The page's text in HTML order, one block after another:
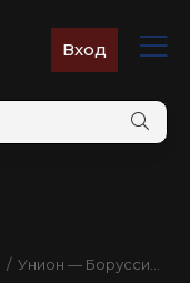
Вход
/ Унион — Боруссия Дортмунд